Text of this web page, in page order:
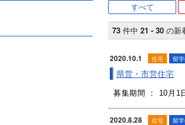
すべて
73件中 21 - 30の新
2020.10.1 住宅 留
県営・市営住宅
募集期間 ： 10月1
2020.8.28 住宅 留